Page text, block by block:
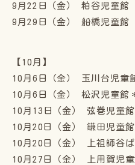
9月22日（金） 粕谷児童館
9月29日（金） 船橋児童館
【10月】
10月6日（金） 玉川台児童
10月6日（金） 松沢児童館
10月13日（金） 弦巻児童館
10月20日（金） 鎌田児童館
10月20日（金） 上祖師谷
10月27日（金） 上用賀児